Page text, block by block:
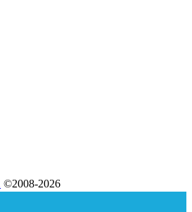
©2008-2026